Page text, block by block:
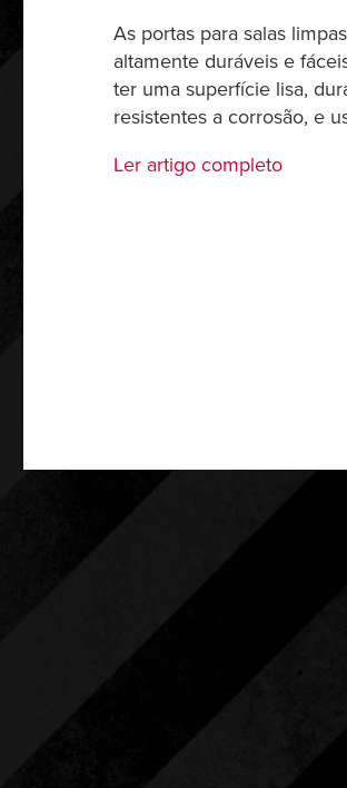
As portas para salas
altamente duráveis e
ter uma superfície lisa,
resistentes a corrosão, e
Ler artigo completo